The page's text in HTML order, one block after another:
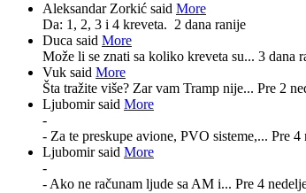
Aleksandar Zorkić said More
Da: 1, 2, 3 i 4 kreveta. 2 dana ranije
Duca said More
Može li se znati sa koliko kreveta su... 3 dana
Vuk said More
Šta tražite više? Zar vam Tramp nije... Pre 2
Ljubomir said More
-
- Za te preskupe avione, PVO sisteme,... Pre 4
Ljubomir said More
-
- Ako ne računam ljude sa AM i... Pre 4